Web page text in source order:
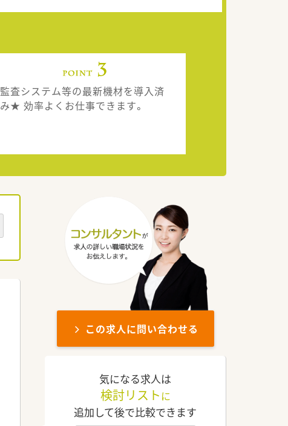
監査システム等の最新機材を導入済
み★ 効率よくお仕事できます。
この求人に問い合わせる
気になる求人は
検討リスト に
追加して後で比較できます